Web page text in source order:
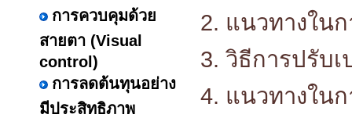
การควบคุมด้วย
สายตา (Visual
control)
การลดต้นทุนอย่าง
มีประสิทธิภาพ
2. แนวทางใน
3. วิธีการปรับ
4. แนวทางใน